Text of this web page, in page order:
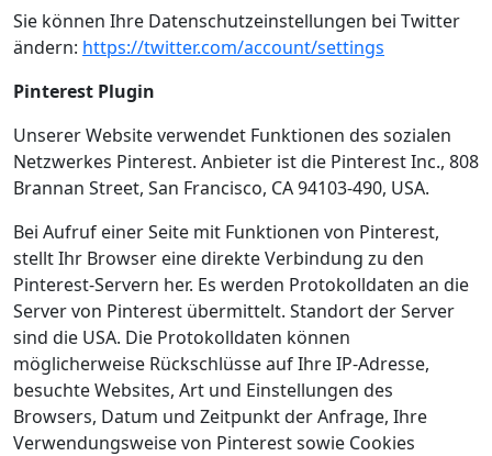
Sie können Ihre Datenschutzeinstellungen bei Twitter
ändern: https://twitter.com/account/settings
Pinterest Plugin
Unserer Website verwendet Funktionen des sozialen
Netzwerkes Pinterest. Anbieter ist die Pinterest Inc., 808
Brannan Street, San Francisco, CA 94103-490, USA.
Bei Aufruf einer Seite mit Funktionen von Pinterest,
stellt Ihr Browser eine direkte Verbindung zu den
Pinterest-Servern her. Es werden Protokolldaten an die
Server von Pinterest übermittelt. Standort der Server
sind die USA. Die Protokolldaten können
möglicherweise Rückschlüsse auf Ihre IP-Adresse,
besuchte Websites, Art und Einstellungen des
Browsers, Datum und Zeitpunkt der Anfrage, Ihre
Verwendungsweise von Pinterest sowie Cookies